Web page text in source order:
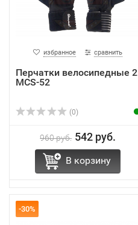
избранное сравнить
Перчатки велоcипедные 2
MCS-52
(0)
960 руб. 542 руб.
В корзину
-30%